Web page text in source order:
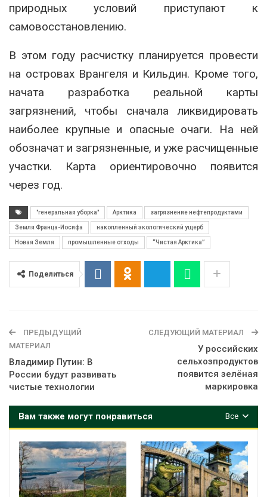
природных условий приступают к
самовосстановлению.
В этом году расчистку планируется провести
на островах Врангеля и Кильдин. Кроме того,
начата разработка реальной карты
загрязнений, чтобы сначала ликвидировать
наиболее крупные и опасные очаги. На ней
обозначат и загрязненные, и уже расчищенные
участки. Карта ориентировочно появится
через год.
"генеральная уборка" Арктика загрязнение нефтепродуктами
Земля Франца-Иосифа накопленный экологический ущерб
Новая Земля промышленные отходы “Чистая Арктика”
Поделиться
ПРЕДЫДУЩИЙ
МАТЕРИАЛ
Владимир Путин: В
России будут развивать
чистые технологии
СЛЕДУЮЩИЙ МАТЕРИАЛ
У российских
сельхозпродуктов
появится зелёная
маркировка
Все
Вам также могут понравиться